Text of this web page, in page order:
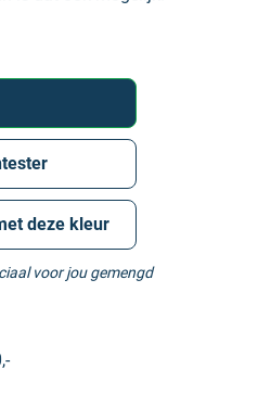
deze kleur
voor jou gemengd